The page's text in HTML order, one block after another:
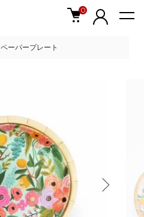
0
ペーパープレート